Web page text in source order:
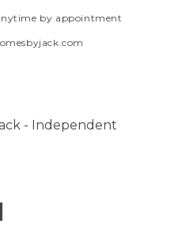
by appointment